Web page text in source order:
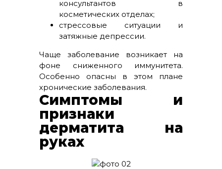
консультантов в
косметических отделах;
стрессовые ситуации и
затяжные депрессии.
Чаще заболевание возникает на
фоне сниженного иммунитета.
Особенно опасны в этом плане
хронические заболевания.
Симптомы и
признаки
дерматита на
руках